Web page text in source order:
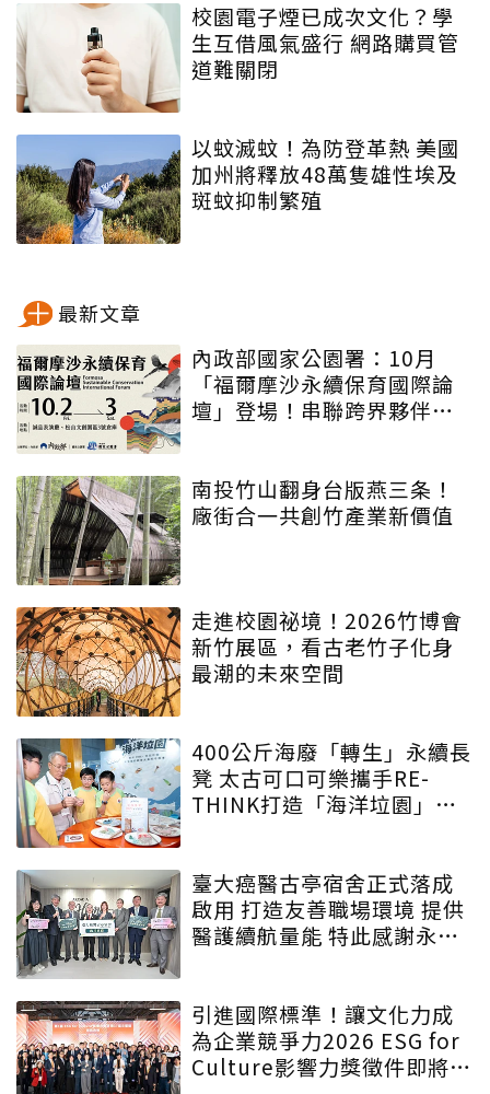
校園電子煙已成次文化？學
生互借風氣盛行 網路購買管
道難關閉
以蚊滅蚊！為防登革熱 美國
加州將釋放48萬隻雄性埃及
斑蚊抑制繁殖
最新文章
內政部國家公園署：10月
「福爾摩沙永續保育國際論
壇」登場！串聯跨界夥伴與
南投竹山翻身台版燕三条！
廠街合一共創竹產業新價值
走進校園祕境！2026竹博會
新竹展區，看古老竹子化身
最潮的未來空間
400公斤海廢「轉生」永續長
凳 太古可口可樂攜手RE-
THINK打造「海洋垃園」特
臺大癌醫古亭宿舍正式落成
啟用 打造友善職場環境 提供
醫護續航量能 特此感謝永齡
引進國際標準！讓文化力成
為企業競爭力2026 ESG for
Culture影響力獎徵件即將啟